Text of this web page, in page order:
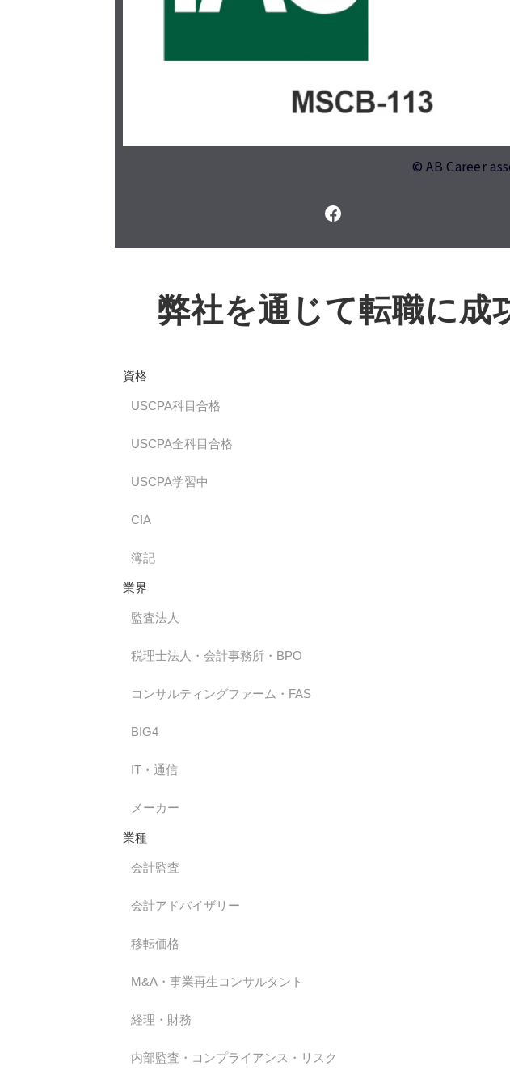
© AB Career
弊社を通じて転職に成
資格
USCPA科目合格
USCPA全科目合格
USCPA学習中
CIA
簿記
業界
監査法人
税理士法人・会計事務所・BPO
コンサルティングファーム・FAS
BIG4
IT・通信
メーカー
業種
会計監査
会計アドバイザリー
移転価格
M&A・事業再生コンサルタント
経理・財務
内部監査・コンプライアンス・リスク